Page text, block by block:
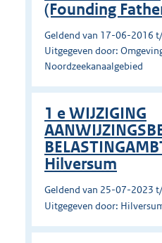
(Founding
Geldend van 17-06-2016
Uitgegeven door:
Noordzeekanaalgebied
1 e WIJZIGING
Hilversum
Geldend van 25-07-2023
Uitgegeven door: